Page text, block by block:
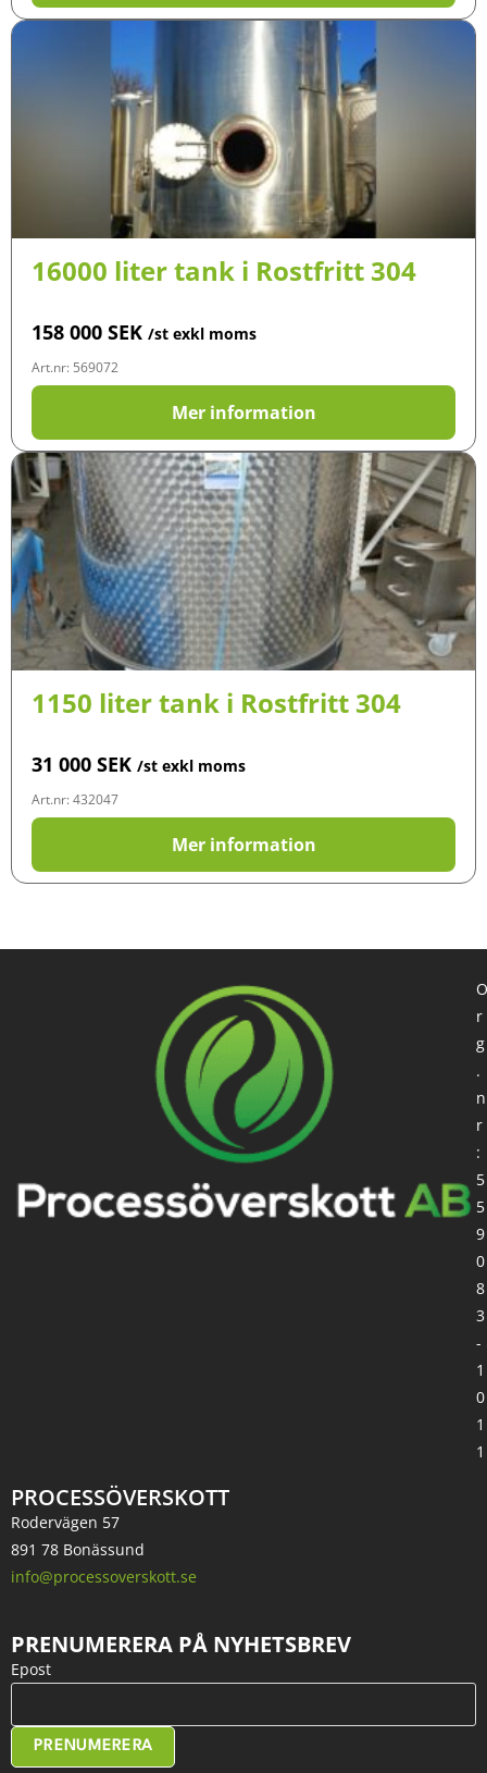
16000 liter tank i Rostfritt 304
158 000 SEK /st exkl moms
Art.nr: 569072
Mer information
1150 liter tank i Rostfritt 304
31 000 SEK /st exkl moms
Art.nr: 432047
Mer information
PROCESSÖVERSKOTT
Rodervägen 57
891 78 Bonässund
info@processoverskott.se
O
r
g
.
n
r
:
5
5
9
0
8
3
-
1
0
1
1
PRENUMERERA PÅ NYHETSBREV
Epost
PRENUMERERA